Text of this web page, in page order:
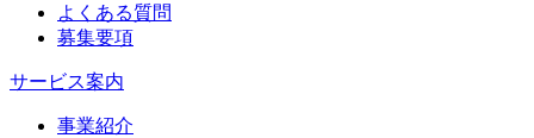
よくある質問
募集要項
サービス案内
事業紹介